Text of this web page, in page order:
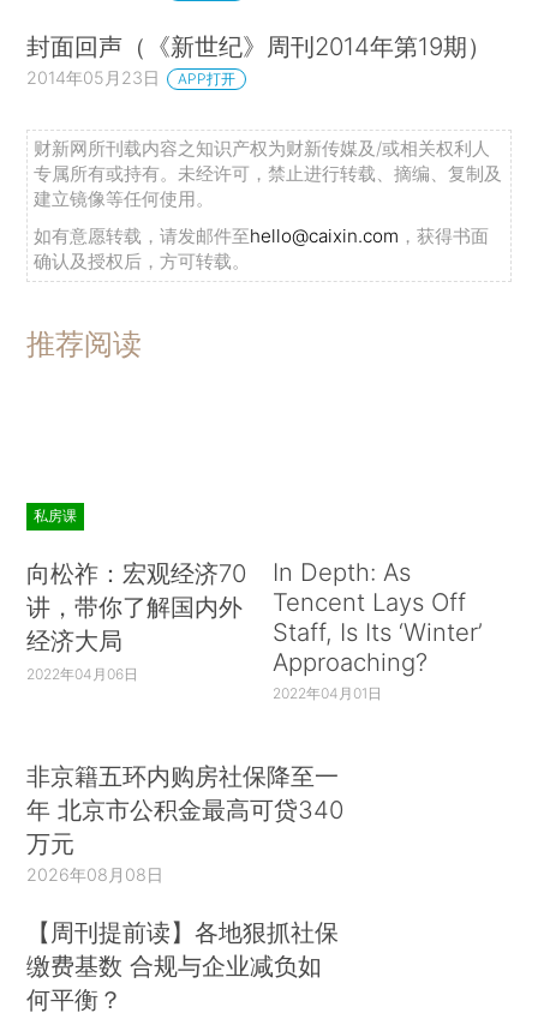
封面回声（《新世纪》周刊2014年第19期）
2014年05月23日 APP打开
财新网所刊载内容之知识产权为财新传媒及/或相关权利人
专属所有或持有。未经许可，禁止进行转载、摘编、复制及
建立镜像等任何使用。
如有意愿转载，请发邮件至hello@caixin.com ，获得书面
确认及授权后，方可转载。
推荐阅读
私房课
向松祚：宏观经济70
讲，带你了解国内外
经济大局
2022年04月06日
In Depth: As
Tencent Lays Off
Staff, Is Its ‘Winter’
Approaching?
2022年04月01日
非京籍五环内购房社保降至一
年 北京市公积金最高可贷340
万元
2026年08月08日
【周刊提前读】各地狠抓社保
缴费基数 合规与企业减负如
何平衡？